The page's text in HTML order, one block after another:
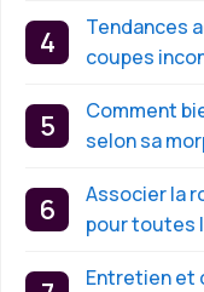
Tendances
coupes
Comment
selon sa
Associer la
pour toutes
Entretien et